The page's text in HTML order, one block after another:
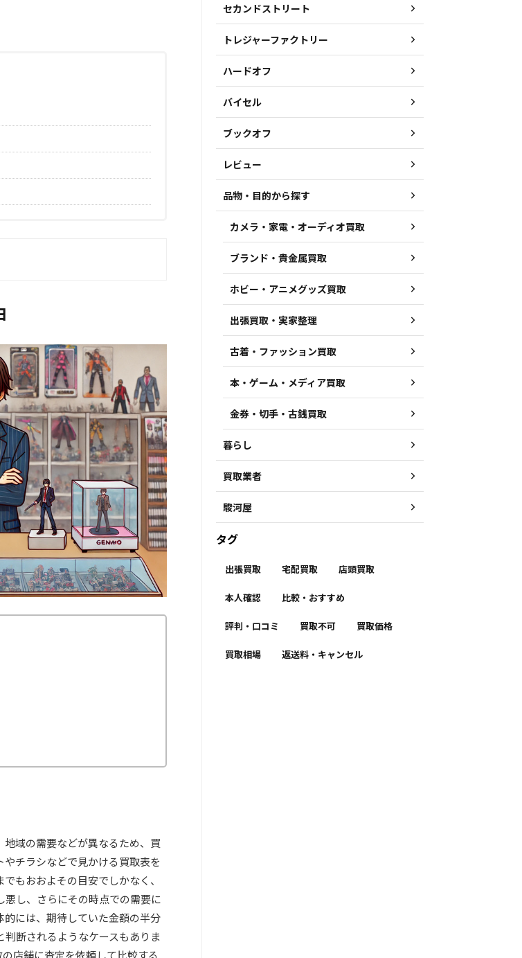
域の需要などが異なるため、買
チラシなどで見かける買取表を
もおおよその目安でしかなく、
し、さらにその時点での需要に
には、期待していた金額の半分
断されるようなケースもありま
店舗に査定を依頼して比較する
セカンドストリート
トレジャーファクトリー
ハードオフ
バイセル
ブックオフ
レビュー
品物・目的から探す
カメラ・家電・オーディオ買取
ブランド・貴金属買取
ホビー・アニメグッズ買取
出張買取・実家整理
古着・ファッション買取
本・ゲーム・メディア買取
金券・切手・古銭買取
暮らし
買取業者
駿河屋
タグ
出張買取 宅配買取 店頭買取
本人確認 比較・おすすめ
評判・口コミ 買取不可 買取価格
買取相場 返送料・キャンセル